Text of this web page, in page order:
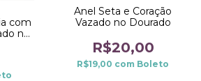
com
no
Anel Seta e Coração
Vazado no Dourado
R$20,00
R$19,00 com Boleto